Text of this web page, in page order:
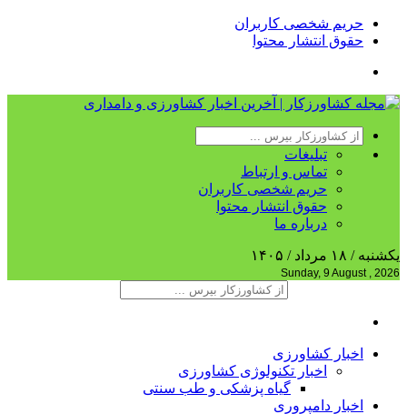
حریم شخصی کاربران
حقوق انتشار محتوا
تبلیغات
تماس و ارتباط
حریم شخصی کاربران
حقوق انتشار محتوا
درباره ما
یکشنبه / ۱۸ مرداد / ۱۴۰۵
Sunday, 9 August , 2026
اخبار کشاورزی
اخبار تکنولوژی کشاورزی
گیاه پزشکی و طب سنتی
اخبار دامپروری